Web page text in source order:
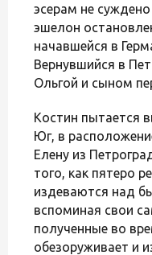
эсерам не
эшелон
начавшейся в
Вернувшийся в
Ольгой и сыном
Костин пытается
Юг, в
Елену из
того, как пятеро
издеваются над
вспоминая свои
полученные во
обезоруживает и